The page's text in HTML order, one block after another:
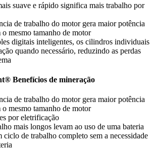
suave e rápido significa mais trabalho por
de trabalho do motor gera maior potência
mesmo tamanho de motor
digitais inteligentes, os cilindros individuais
quando necessário, reduzindo as perdas
Benefícios de mineração
de trabalho do motor gera maior potência
mesmo tamanho de motor
por eletrificação
mais longos levam ao uso de uma bateria
ciclo de trabalho completo sem a necessidade